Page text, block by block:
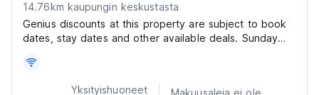
14.76km kaupungin keskustasta
Genius discounts at this property are subject to book
dates, stay dates and other available deals. Sunday
in a quiet part of Pantai Cenang. Free WiFi is available
throughout the property and free private...
Yksityishuoneet
Makuusaleja ei ole